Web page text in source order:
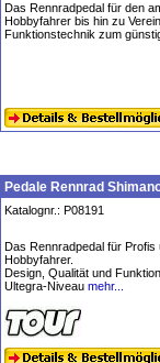
Das Rennradpedal für den
Hobbyfahrer bis hin zu
Funktionstechnik zum
Pedale Rennrad
Katalognr.: P08191
Das Rennradpedal für Profis
Hobbyfahrer.
Design, Qualität und
Ultegra-Niveau mehr...